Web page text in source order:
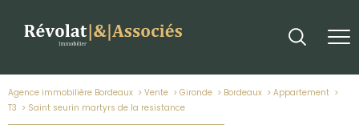
Agence immobilière Bordeaux Vente Gironde Bordeaux
Appartement
T3
saint seurin martyrs de la resistance